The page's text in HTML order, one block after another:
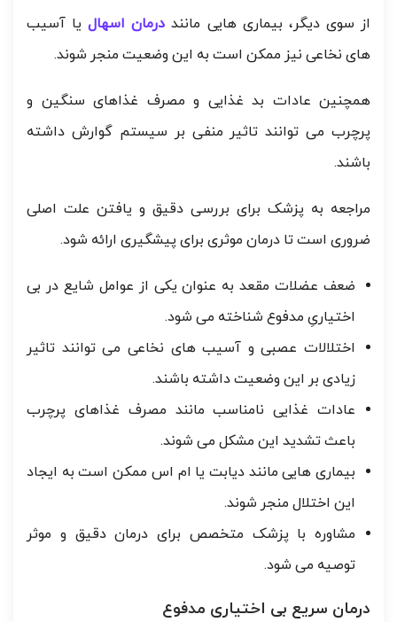
از سوی دیگر، بیماری هایی مانند درمان اسهالیا آسیب
های نخاعی نیز ممکن است به این وضعیت منجر شوند.
همچنین عادات بد غذایی و مصرف غذاهای سنگین و
پرچرب می توانند تاثیر منفی بر سیستم گوارش داشته
باشند.
مراجعه به پزشک برای بررسی دقیق و یافتن علت اصلی
ضروری است تا درمان موثری برای پیشگیری ارائه شود.
ضعف عضلات مقعد به عنوان یکی از عوامل شایع در بی
اختیاریِ مدفوع شناخته می شود.
اختلالات عصبی و آسیب های نخاعی می توانند تاثیر
زیادی بر این وضعیت داشته باشند.
عادات غذایی نامناسب مانند مصرف غذاهای پرچرب
باعث تشدید این مشکل می شوند.
بیماری هایی مانند دیابت یا ام اس ممکن است به ایجاد
این اختلال منجر شوند.
مشاوره با پزشک متخصص برای درمان دقیق و موثر
توصیه می شود.
درمان سریع بی اختیاری مدفوع